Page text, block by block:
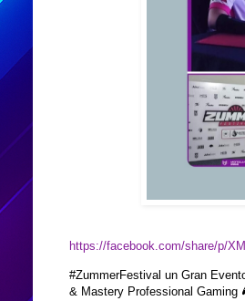
https://facebook.com/share/p/
#ZummerFestival un Gran
& Mastery Professional Gaming